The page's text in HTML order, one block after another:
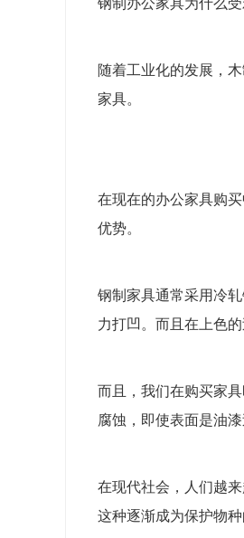
钢制办公家具为什么
随着工业化的发展，
家具。
在现在的办公家具购
优势。
钢制家具通常采用冷
力打凹。而且在上色
而且，我们在购买家
腐蚀，即使表面是油
在现代社会，人们越
这种逐渐成为保护物种